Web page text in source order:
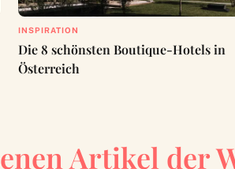
INSPIRATION
Die 8 schönsten Boutique-Hotels in
Österreich
Artikel der